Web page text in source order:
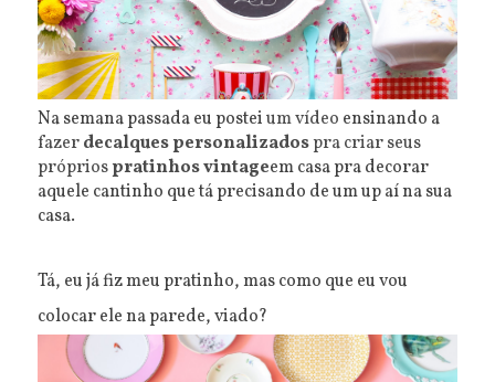
Na semana passada eu posteium vídeo ensinando a
fazerdecalques personalizadospra criar seus
própriospratinhos vintageem casa pra decorar
aquele cantinho que tá precisando de um up aí na sua
casa.
Tá, eu já fiz meu pratinho, mas como que eu vou
colocar ele na parede, viado?